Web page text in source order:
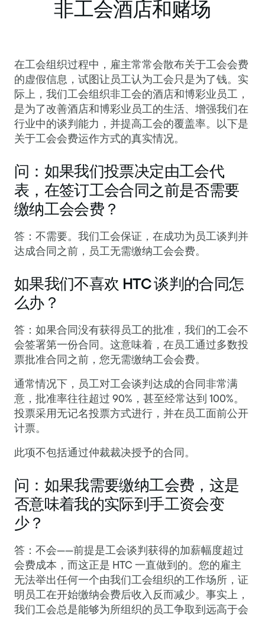
非工会酒店和赌场
在工会组织过程中，雇主常常会散布关于工会会费
的虚假信息，试图让员工认为工会只是为了钱。实
际上，我们工会组织非工会的酒店和博彩业员工，
是为了改善酒店和博彩业员工的生活、增强我们在
行业中的谈判能力，并提高工会的覆盖率。以下是
关于工会会费运作方式的真实情况。
问：如果我们投票决定由工会代
表，在签订工会合同之前是否需要
缴纳工会会费？
答：不需要。我们工会保证，在成功为员工谈判并
达成合同之前，员工无需缴纳工会会费。
如果我们不喜欢 HTC 谈判的合同怎
么办？
答：如果合同没有获得员工的批准，我们的工会不
会签署第一份合同。这意味着，在员工通过多数投
票批准合同之前，您无需缴纳工会会费。
通常情况下，员工对工会谈判达成的合同非常满
意，批准率往往超过 90%，甚至经常达到 100%。
投票采用无记名投票方式进行，并在员工面前公开
计票。
此项不包括通过仲裁裁决授予的合同。
问：如果我需要缴纳工会费，这是
否意味着我的实际到手工资会变
少？
答：不会——前提是工会谈判获得的加薪幅度超过
会费成本，而这正是 HTC 一直做到的。您的雇主
无法举出任何一个由我们工会组织的工作场所，证
明员工在开始缴纳会费后收入反而减少。事实上，
我们工会总是能够为所组织的员工争取到远高于会